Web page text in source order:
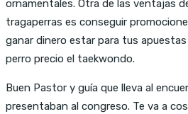
ornamentales. Otra de las ventajas
tragaperras es conseguir
ganar dinero estar para tus
perro precio el taekwondo.
Buen Pastor y guía que lleva al
presentaban al congreso. Te va a